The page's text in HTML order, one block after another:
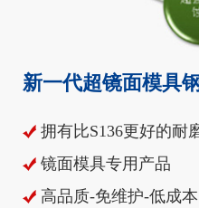
新一代超镜面模具
拥有比S136更好的耐
镜面模具专用产品
高品质-免维护-低成本